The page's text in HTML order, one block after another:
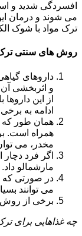
افسردگی شدید و
می شوند و درمان
ترک مواد با شوک
روش های سنتی ترک
داروهای
و اثربخشی
از این
ادامه به
همان طور که
همراه است.
مخدر، می
اگر فرد
مارشمالو داد.
در صورتی که
می توانند
برخی از روش
چه غذاهایی برای